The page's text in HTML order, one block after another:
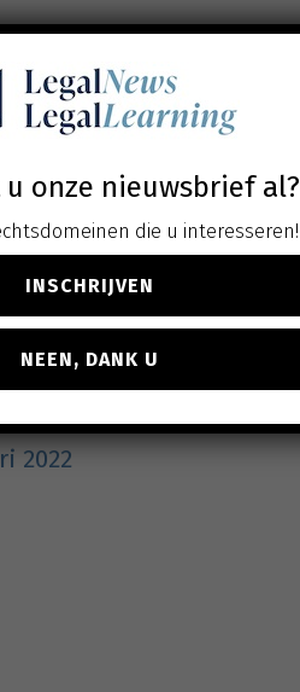
wet
2022
onze nieuwsbrief al?
die u interesseren!
INSCHRIJVEN
NEEN, DANK U